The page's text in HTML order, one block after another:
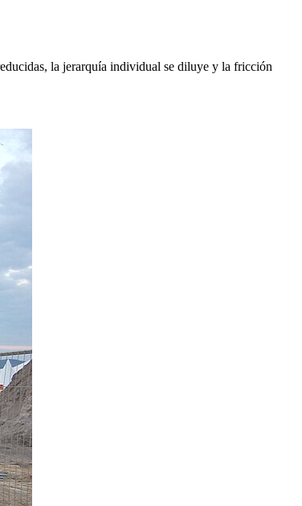
la jerarquía individual se diluye y la fricción